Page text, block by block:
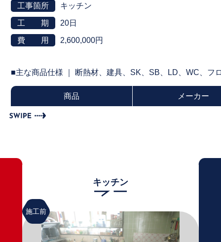
工事箇所 キッチン
工 期 20日
費 用 2,600,000円
■主な商品仕様 ｜ 断熱材、建具、SK、SB、LD、WC、フ
商品 メーカー
キッチン
施工前